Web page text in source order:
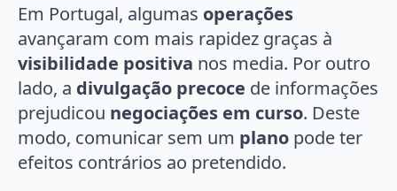
Em Portugal, algumas operações
avançaram com mais rapidez graças à
visibilidade positiva nos media. Por outro
lado, a divulgação precoce de informações
prejudicou negociações em curso. Deste
modo, comunicar sem um plano pode ter
efeitos contrários ao pretendido.